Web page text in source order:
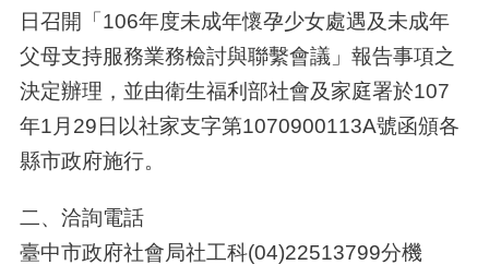
日召開「106年度未成年懷孕少女處遇及未成年
父母支持服務業務檢討與聯繫會議」報告事項之
決定辦理，並由衛生福利部社會及家庭署於107
年1月29日以社家支字第1070900113A號函頒各
縣市政府施行。
二、 洽詢電話
臺中市政府社會局社工科(04)22513799分機